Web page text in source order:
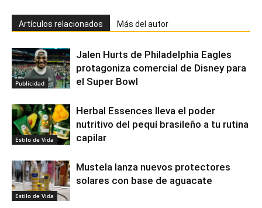
Artículos relacionados Más del autor
Publicidad
Jalen Hurts de Philadelphia Eagles
protagoniza comercial de Disney para
el Super Bowl
Estilo de Vida
Herbal Essences lleva el poder
nutritivo del pequí brasileño a tu rutina
capilar
Estilo de Vida
Mustela lanza nuevos protectores
solares con base de aguacate